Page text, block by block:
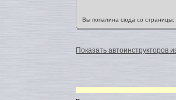
Вы попалина сюда со
Показать автоинструкторов